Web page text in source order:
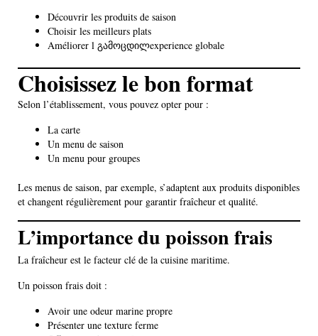
Découvrir les produits de saison
Choisir les meilleurs plats
Améliorer l გამოცდილexperience globale
Choisissez le bon format
Selon l’établissement, vous pouvez opter pour :
La carte
Un menu de saison
Un menu pour groupes
Les menus de saison, par exemple, s’adaptent aux produits disponibles
et changent régulièrement pour garantir fraîcheur et qualité.
L’importance du poisson frais
La fraîcheur est le facteur clé de la cuisine maritime.
Un poisson frais doit :
Avoir une odeur marine propre
Présenter une texture ferme